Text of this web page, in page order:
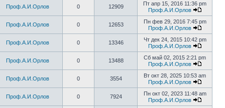
Проф.А.И.Орлов 0 12909
Пт апр 15, 2016 11:36 pm
Проф.А.И.Орлов
Проф.А.И.Орлов 0 12653
Пн фев 29, 2016 7:45 pm
Проф.А.И.Орлов
Проф.А.И.Орлов 0 13346
Чт дек 24, 2015 10:42 pm
Проф.А.И.Орлов
Проф.А.И.Орлов 0 13488
Сб май 02, 2015 2:21 pm
Проф.А.И.Орлов
Проф.А.И.Орлов 0 3554
Вт окт 28, 2025 10:53 am
Проф.А.И.Орлов
Проф.А.И.Орлов 0 7924
Пн окт 02, 2023 11:48 am
Проф.А.И.Орлов